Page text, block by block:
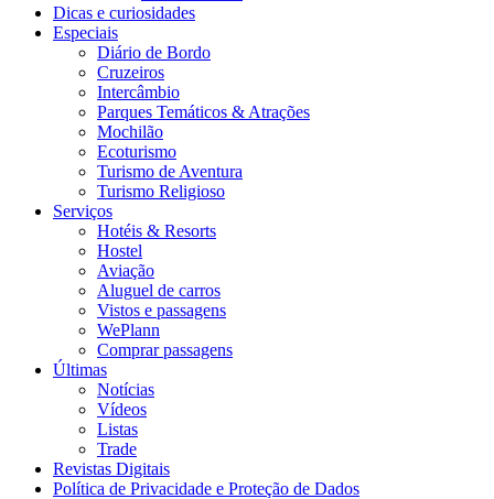
Dicas e curiosidades
Especiais
Diário de Bordo
Cruzeiros
Intercâmbio
Parques Temáticos & Atrações
Mochilão
Ecoturismo
Turismo de Aventura
Turismo Religioso
Serviços
Hotéis & Resorts
Hostel
Aviação
Aluguel de carros
Vistos e passagens
WePlann
Comprar passagens
Últimas
Notícias
Vídeos
Listas
Trade
Revistas Digitais
Política de Privacidade e Proteção de Dados